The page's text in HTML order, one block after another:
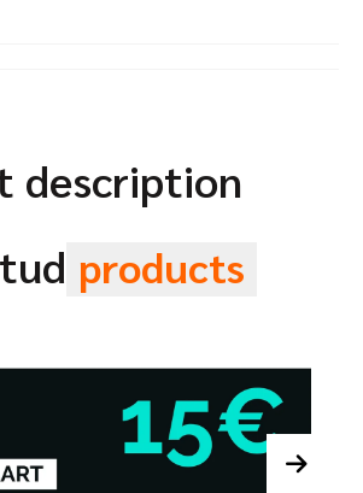
description
products